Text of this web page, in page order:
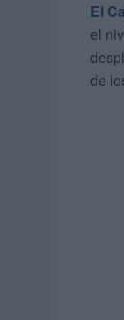
El
el
de